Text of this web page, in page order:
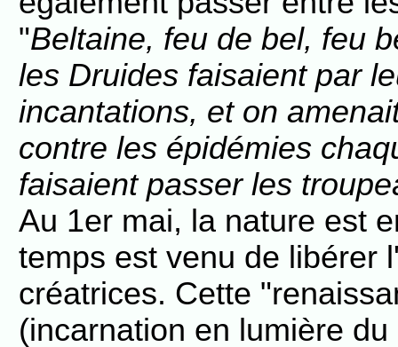
"Beltaine, feu de bel, feu
les Druides faisaient par
incantations, et on
contre les épidémies
faisaient passer les
Au 1er mai, la nature est
temps est venu de libérer
créatrices. Cette
(incarnation en lumière